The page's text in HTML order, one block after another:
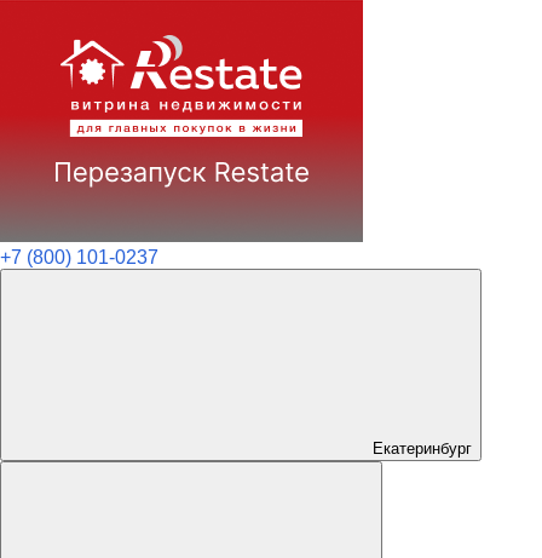
+7 (800) 101-0237
Екатеринбург